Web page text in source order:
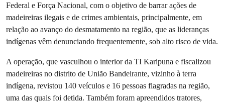
Federal e Força Nacional, com o objetivo de barrar ações de
madeireiras ilegais e de crimes ambientais, principalmente, em
relação ao avanço do desmatamento na região, que as lideranças
indígenas vêm denunciando frequentemente, sob alto risco de vida.
A operação, que vasculhou o interior da TI Karipuna e fiscalizou
madeireiras no distrito de União Bandeirante, vizinho à terra
indígena, revistou 140 veículos e 16 pessoas flagradas na região,
uma das quais foi detida. Também foram apreendidos tratores,